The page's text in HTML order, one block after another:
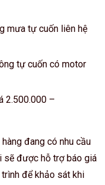
mưa tự cuốn liên hệ
tự cuốn có motor
2.500.000 –
hàng đang có nhu cầu
sẽ được hỗ trợ báo giá
để khảo sát khi